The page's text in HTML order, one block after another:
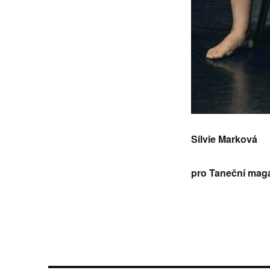
Silvie Marková
pro Taneční